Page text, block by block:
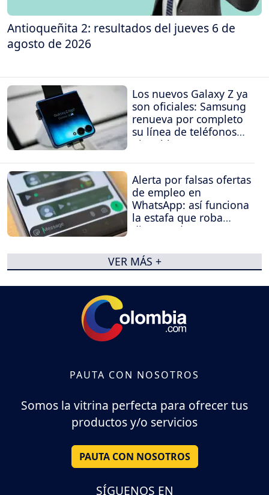
Antioqueñita 2: resultados del jueves 6 de
agosto de 2026
Los nuevos Galaxy Z ya
son oficiales: Samsung
renueva por completo
su línea de teléfonos
plegables
Alerta por falsas ofertas
de empleo en
WhatsApp: así funciona
la estafa que roba
dinero y datos
VER MÁS +
PAUTA CON NOSOTROS
Somos la vitrina perfecta para ofrecer tus
productos y/o servicios
PAUTA CON NOSOTROS
SÍGUENOS EN